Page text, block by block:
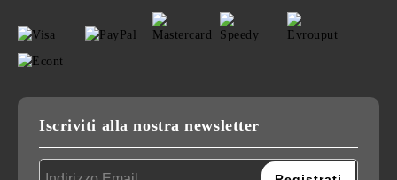
Iscriviti alla nostra newsletter